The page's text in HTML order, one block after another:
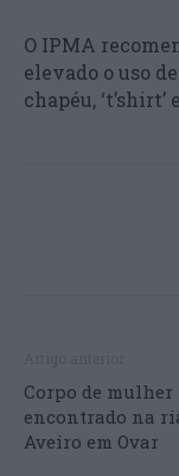
O IPMA
elevado o uso
chapéu,
Corpo de mulher
encontrado na
Aveiro em Ovar